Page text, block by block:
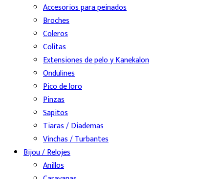
Accesorios para peinados
Broches
Coleros
Colitas
Extensiones de pelo y Kanekalon
Ondulines
Pico de loro
Pinzas
Sapitos
Tiaras / Diademas
Vinchas / Turbantes
Bijou / Relojes
Anillos